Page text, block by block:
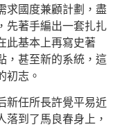
求國度兼顧計劃，盡
先著手編出一套扎扎
此基本上再寫史著
，甚至新的系統，這
初志。
新任所長許覺平易近
到了馬良春身上，